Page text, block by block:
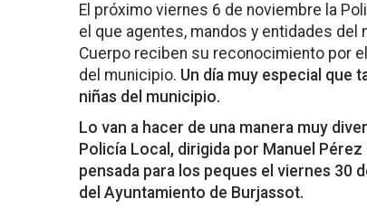
El próximo viernes 6 de noviembre la
el que agentes, mandos y entidades del
Cuerpo reciben su reconocimiento por
del municipio. Un día muy especial que
niñas del municipio.
Lo van a hacer de una manera muy
Policía Local, dirigida por Manuel
pensada para los peques el viernes 30
del Ayuntamiento de Burjassot.